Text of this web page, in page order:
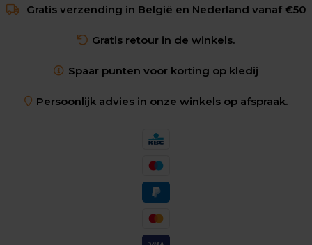
Gratis verzending in België en Nederland vanaf €50
Gratis retour in de winkels.
Spaar punten voor korting op kledij
Persoonlijk advies in onze winkels op afspraak.